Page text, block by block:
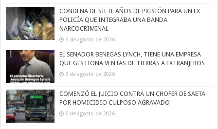
CONDENA DE SIETE AÑOS DE PRISIÓN PARA UN EX
POLICÍA QUE INTEGRABA UNA BANDA
NARCOCRIMINAL
6 de agosto de 2026
EL SENADOR BENEGAS LYNCH, TIENE UNA EMPRESA
QUE GESTIONA VENTAS DE TIERRAS A EXTRANJEROS
6 de agosto de 2026
COMENZÓ EL JUICIO CONTRA UN CHOFER DE SAETA
POR HOMICIDIO CULPOSO AGRAVADO
6 de agosto de 2026